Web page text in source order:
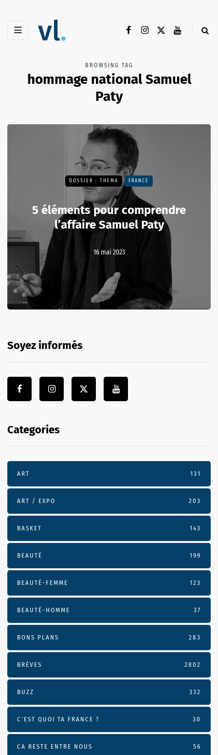
BROWSING TAG
hommage national Samuel
Paty
DOSSIER - THEMA FRANCE
5 éléments pour comprendre
l’affaire Samuel Paty
16 mai 2023
Soyez informés
Categories
ART 131
ART / EXPO 203
BASKET 143
BEAUTÉ 199
BEAUTÉ-FEMME 123
BEAUTÉ-HOMME 37
BONS PLANS 283
BRÈVES 2802
BUZZ 332
C'EST QUOI TA FRANCE ? 30
CA RESTE ENTRE NOUS 56